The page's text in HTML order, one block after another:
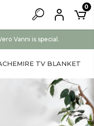
Vanni is special.
0
TV BLANKET